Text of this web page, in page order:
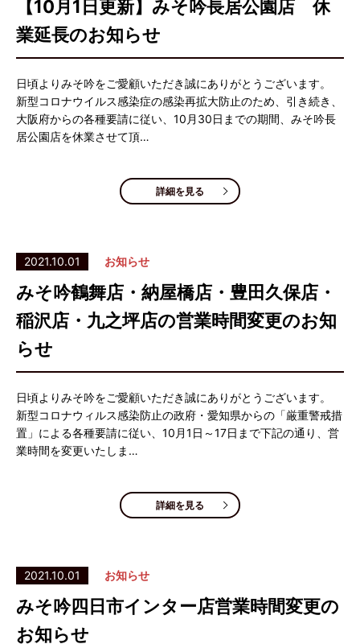
【10月1日更新】みそ吟長居公園店 休
業延長のお知らせ
日頃よりみそ吟をご愛顧いただき誠にありがとうございます。
新型コロナウイルス感染症の感染再拡大防止のため、引き続き、
大阪府からの各種要請に従い、10月30日までの期間、みそ吟長
居公園店を休業させて頂…
詳細を見る
2021.10.01 お知らせ
みそ吟鶴舞店・納屋橋店・豊田久保店・
稲沢店・九之坪店の営業時間変更のお知
らせ
日頃よりみそ吟をご愛顧いただき誠にありがとうございます。
新型コロナウィルス感染防止の政府・愛知県からの「厳重警戒措
置」による各種要請に従い、10月1日～17日まで下記の通り、営
業時間を変更いたしま…
詳細を見る
2021.10.01 お知らせ
みそ吟四日市インター店営業時間変更の
お知らせ